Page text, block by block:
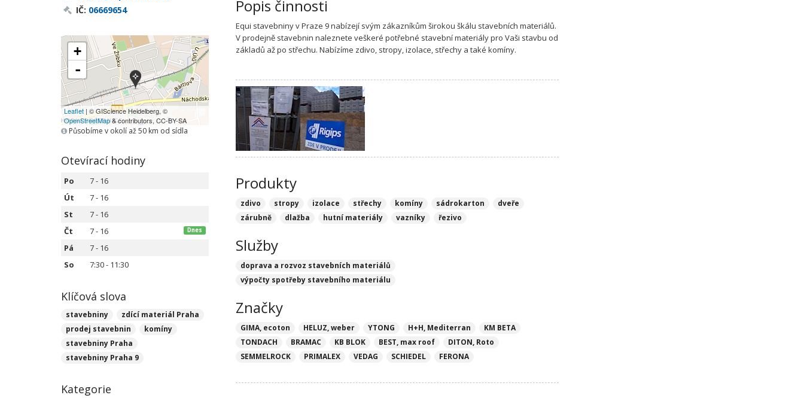
Popis činnosti
Equi stavebniny v Praze 9 nabízejí svým zákazníkům širokou škálu stavebních materiálů.
V prodejně stavebnin naleznete veškeré potřebné stavební materiály pro Vaši stavbu od
základů až po střechu. Nabízíme zdivo, stropy, izolace, střechy a také komíny.
Produkty
zdivo stropy izolace střechy komíny sádrokarton
dveře
zárubně
dlažba hutní materiály vazníky řezivo
Služby
doprava a rozvoz stavebních materiálů
výpočty spotřeby stavebního materiálu
Značky
GIMA, ecoton HELUZ, weber YTONG H+H, Mediterran
KM BETA
TONDACH
BRAMAC KB BLOK BEST, max roof
DITON, Roto
SEMMELROCK
PRIMALEX VEDAG SCHIEDEL FERONA
IČ: 06669654
+
-
Leaflet | © GIScience Heidelberg, ©
OpenStreetMap& contributors, CC-BY-SA
Působíme v okolí až 50 km od sídla
Otevírací hodiny
Po
7 - 16
Út
7 - 16
St
7 - 16
Čt
7 - 16 Dnes
Pá
7 - 16
So
7:30 - 11:30
Klíčová slova
stavebniny
zdící materiál Praha
prodej stavebnin
komíny
stavebniny Praha
stavebniny Praha 9
Kategorie